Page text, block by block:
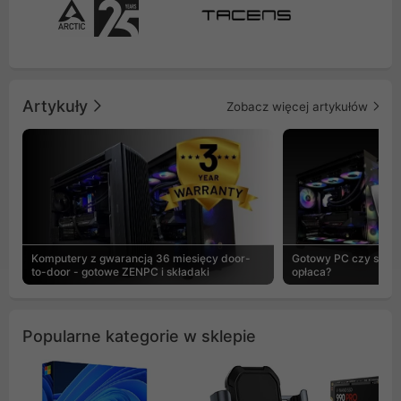
Artykuły Zobacz więcej artykułów
Komputery z gwarancją 36 miesięcy door-
to-door - gotowe ZENPC i składaki
Gotowy PC czy
opłaca?
Popularne kategorie w sklepie